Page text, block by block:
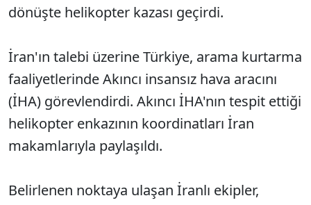
dönüşte helikopter kazası geçirdi.
İran'ın talebi üzerine Türkiye, arama kurtarma
faaliyetlerinde Akıncı insansız hava aracını
(İHA) görevlendirdi. Akıncı İHA'nın tespit ettiği
helikopter enkazının koordinatları İran
makamlarıyla paylaşıldı.
Belirlenen noktaya ulaşan İranlı ekipler,